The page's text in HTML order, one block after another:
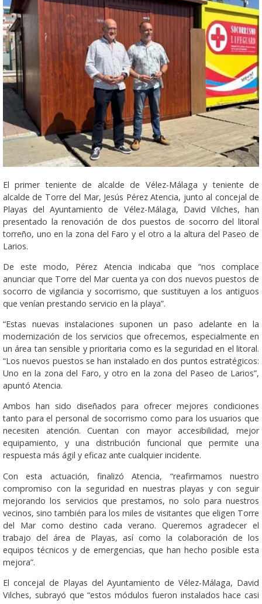
El primer teniente de alcalde de Vélez-Málaga y teniente de
alcalde de Torre del Mar, Jesús Pérez Atencia, junto al concejal de
Playas del Ayuntamiento de Vélez-Málaga, David Vilches, han
presentado la renovación de dos puestos de socorro del litoral
torreño, uno en la zona del Faro y el otro a la altura del Paseo de
Larios.
De este modo, Pérez Atencia indicaba que “nos complace
anunciar que Torre del Mar cuenta ya con dos nuevos puestos de
socorro de vigilancia y socorrismo, que sustituyen a los antiguos
que venían prestando servicio en la playa”.
“Estas nuevas instalaciones suponen un paso adelante en la
modernización de los servicios que ofrecemos, especialmente en
un área tan sensible y prioritaria como es la seguridad en el litoral.
“Los nuevos puestos se han instalado en dos puntos estratégicos:
Uno en la zona del Faro, y otro en la zona del Paseo de Larios”,
apuntó Atencia.
Ambos han sido diseñados para ofrecer mejores condiciones
tanto para el personal de socorrismo como para los usuarios que
necesiten atención. Cuentan con mayor accesibilidad, mejor
equipamiento, y una distribución funcional que permite una
respuesta más ágil y eficaz ante cualquier incidente.
Con esta actuación, finalizó Atencia, “reafirmamos nuestro
compromiso con la seguridad en nuestras playas y con seguir
mejorando los servicios que prestamos, no solo para nuestros
vecinos, sino también para los miles de visitantes que eligen Torre
del Mar como destino cada verano. Queremos agradecer el
trabajo del área de Playas, así como la colaboración de los
equipos técnicos y de emergencias, que han hecho posible esta
mejora”.
El concejal de Playas del Ayuntamiento de Vélez-Málaga, David
Vilches, subrayó que “estos módulos fueron instalados hace casi